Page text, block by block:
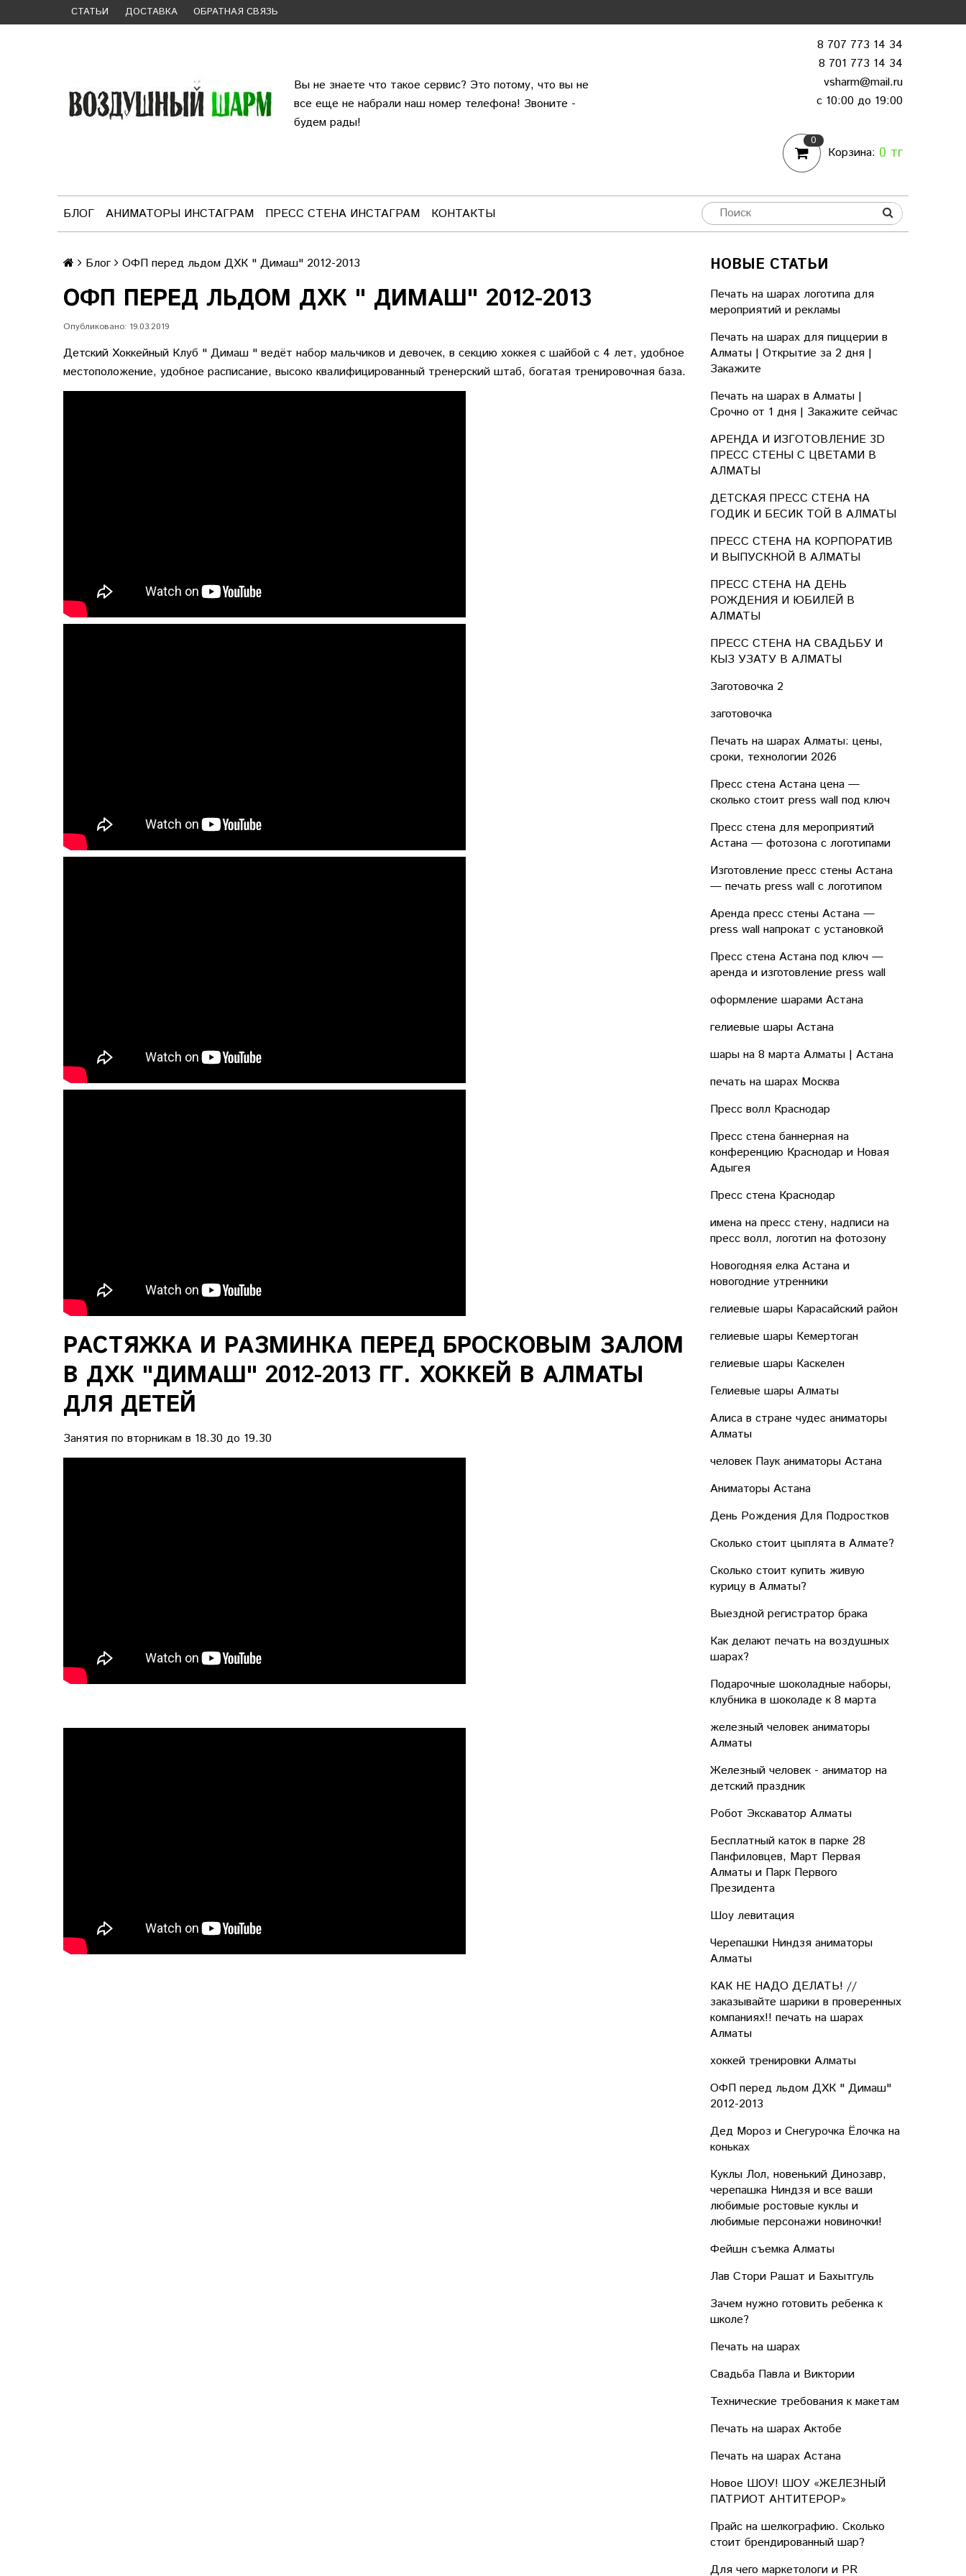
СТАТЬИ ДОСТАВКА ОБРАТНАЯ СВЯЗЬ
Вы не знаете что такое сервис? Это потому, что вы не
все еще не набрали наш номер телефона! Звоните -
будем рады!
8 707 773 14 34
8 701 773 14 34
vsharm@mail.ru
c 10:00 до 19:00
0
Корзина: 0 тг
БЛОГ АНИМАТОРЫ ИНСТАГРАМ ПРЕСС СТЕНА ИНСТАГРАМ КОНТАКТЫ
НОВЫЕ СТАТЬИ
Печать на шарах логотипа для
мероприятий и рекламы
Печать на шарах для пиццерии в
Алматы | Открытие за 2 дня |
Закажите
Печать на шарах в Алматы |
Срочно от 1 дня | Закажите сейчас
АРЕНДА И ИЗГОТОВЛЕНИЕ 3D
ПРЕСС СТЕНЫ С ЦВЕТАМИ В
АЛМАТЫ
ДЕТСКАЯ ПРЕСС СТЕНА НА
ГОДИК И БЕСИК ТОЙ В АЛМАТЫ
ПРЕСС СТЕНА НА КОРПОРАТИВ
И ВЫПУСКНОЙ В АЛМАТЫ
ПРЕСС СТЕНА НА ДЕНЬ
РОЖДЕНИЯ И ЮБИЛЕЙ В
АЛМАТЫ
ПРЕСС СТЕНА НА СВАДЬБУ И
КЫЗ УЗАТУ В АЛМАТЫ
Заготовочка 2
заготовочка
Печать на шарах Алматы: цены,
сроки, технологии 2026
Пресс стена Астана цена —
сколько стоит press wall под ключ
Пресс стена для мероприятий
Астана — фотозона с логотипами
Изготовление пресс стены Астана
— печать press wall с логотипом
Аренда пресс стены Астана —
press wall напрокат с установкой
Пресс стена Астана под ключ —
аренда и изготовление press wall
оформление шарами Астана
гелиевые шары Астана
шары на 8 марта Алматы | Астана
печать на шарах Москва
Пресс волл Краснодар
Пресс стена баннерная на
конференцию Краснодар и Новая
Адыгея
Пресс стена Краснодар
имена на пресс стену, надписи на
пресс волл, логотип на фотозону
Новогодняя елка Астана и
новогодние утренники
гелиевые шары Карасайский район
гелиевые шары Кемертоган
гелиевые шары Каскелен
Гелиевые шары Алматы
Алиса в стране чудес аниматоры
Алматы
человек Паук аниматоры Астана
Аниматоры Астана
День Рождения Для Подростков
Сколько стоит цыплята в Алмате?
Сколько стоит купить живую
курицу в Алматы?
Выездной регистратор брака
Как делают печать на воздушных
шарах?
Подарочные шоколадные наборы,
клубника в шоколаде к 8 марта
железный человек аниматоры
Алматы
Железный человек - аниматор на
детский праздник
Робот Экскаватор Алматы
Бесплатный каток в парке 28
Панфиловцев, Март Первая
Алматы и Парк Первого
Президента
Шоу левитация
Черепашки Ниндзя аниматоры
Алматы
КАК НЕ НАДО ДЕЛАТЬ! //
заказывайте шарики в проверенных
компаниях!! печать на шарах
Алматы
хоккей тренировки Aлматы
ОФП перед льдом ДХК " Димаш"
2012-2013
Дед Мороз и Снегурочка Ёлочка на
коньках
Куклы Лол, новенький Динозавр,
черепашка Ниндзя и все ваши
любимые ростовые куклы и
любимые персонажи новиночки!
Фейшн съемка Алматы
Лав Стори Рашат и Бахытгуль
Зачем нужно готовить ребенка к
школе?
Печать на шарах
Свадьба Павла и Виктории
Технические требования к макетам
Печать на шарах Актобе
Печать на шарах Астана
Новое ШОУ! ШОУ «ЖЕЛЕЗНЫЙ
ПАТРИОТ АНТИТЕРОР»
Прайс на шелкографию. Сколько
стоит брендированный шар?
Для чего маркетологи и PR
Блог ОФП перед льдом ДХК " Димаш" 2012-2013
ОФП ПЕРЕД ЛЬДОМ ДХК " ДИМАШ" 2012-2013
Опубликовано: 19.03.2019
Детский Хоккейный Клуб " Димаш " ведёт набор мальчиков и девочек, в секцию хоккея с шайбой с 4 лет, удобное
местоположение, удобное расписание, высоко квалифицированный тренерский штаб, богатая тренировочная база.
РАСТЯЖКА И РАЗМИНКА ПЕРЕД БРОСКОВЫМ ЗАЛОМ
В ДХК "ДИМАШ" 2012-2013 ГГ. ХОККЕЙ В АЛМАТЫ
ДЛЯ ДЕТЕЙ
Занятия по вторникам в 18.30 до 19.30